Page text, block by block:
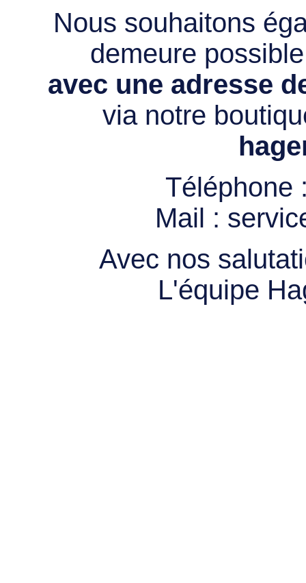
Nous souhaitons
demeure
avec une adresse
via notre
Téléphone
Mail :
Avec nos
L'équipe